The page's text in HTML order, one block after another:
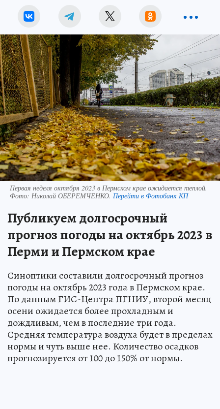
Первая неделя октября 2023 в Пермском крае ожидается теплой.
Фото: Николай ОБЕРЕМЧЕНКО. Перейти в Фотобанк КП
Публикуем долгосрочный
прогноз погоды на октябрь 2023 в
Перми и Пермском крае
Синоптики составили долгосрочный прогноз
погоды на октябрь 2023 года в Пермском крае.
По данным ГИС-Центра ПГНИУ, второй месяц
осени ожидается более прохладным и
дождливым, чем в последние три года.
Средняя температура воздуха будет в пределах
нормы и чуть выше нее. Количество осадков
прогнозируется от 100 до 150% от нормы.